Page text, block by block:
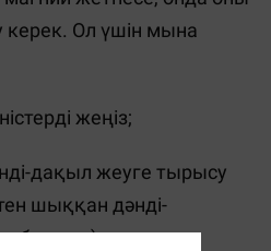
Ол үшін мына
жеңіз;
дақыл жеуге тырысу
шыққан дәнді-
болады);